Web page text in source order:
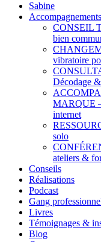
Sabine
Accompagnements
CONSEIL
bien
vibratoire
Décodage
MARQUE –
internet
solo
ateliers &
Conseils
Réalisations
Podcast
Gang
Livres
Témoignages &
Blog